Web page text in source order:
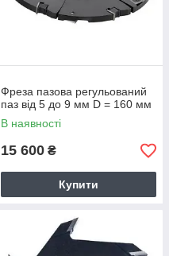
Фреза пазова регульований
паз від 5 до 9 мм D = 160 мм
В наявності
15 600 ₴
Купити